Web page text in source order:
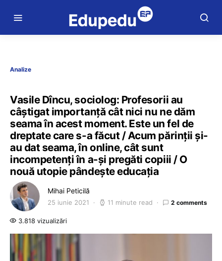
Analize
Vasile Dîncu, sociolog: Profesorii au
câștigat importanță cât nici nu ne dăm
seama în acest moment. Este un fel de
dreptate care s-a făcut / Acum părinții și-
au dat seama, în online, cât sunt
incompetenți în a-și pregăti copiii / O
nouă utopie pândește educația
Mihai Peticilă
25 iunie 2021 11 minute read 2 comments
3.818 vizualizări